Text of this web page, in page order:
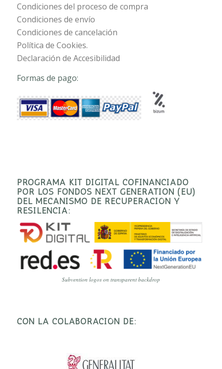
Condiciones del proceso de compra
Condiciones de envío
Condiciones de cancelación
Política de Cookies.
Declaración de Accesibilidad
Formas de pago:
PROGRAMA KIT DIGITAL COFINANCIADO
POR LOS FONDOS NEXT GENERATION (EU)
DEL MECANISMO DE RECUPERACIÓN Y
RESILENCIA:
Subvention logos on transparent backdrop
CON LA COLABORACIÓN DE: